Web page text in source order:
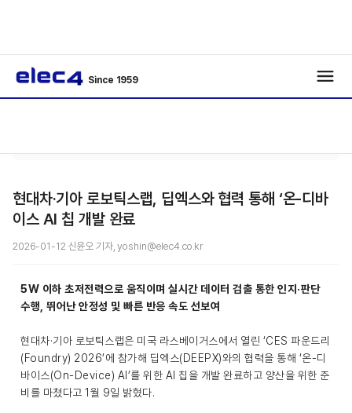
Since 1959
현대차·기아 로보틱스랩, 딥엑스와 협력 통해 ‘온-디바
이스 AI 칩 개발 완료
2026-01-12 신윤오 기자, yoshin@elec4.co.kr
5W 이하 초저전력으로 움직이며 실시간 데이터 검출 통한 인지·판단
수행, 뛰어난 안정성 및 빠른 반응 속도 선보여
현대차·기아 로보틱스랩은 미국 라스베이거스에서 열린 ‘CES 파운드리
(Foundry) 2026’에 참가해 딥엑스(DEEPX)와의 협력을 통해 ‘온-디
바이스(On-Device) AI’를 위한 AI 칩을 개발 완료하고 양산을 위한 준
비를 마쳤다고 1월 9일 밝혔다.